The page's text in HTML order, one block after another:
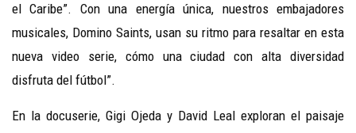
el Caribe”. Con una energía única, nuestros embajadores
musicales, Domino Saints, usan su ritmo para resaltar en esta
nueva video serie, cómo una ciudad con alta diversidad
disfruta del fútbol”.
En la docuserie, Gigi Ojeda y David Leal exploran el paisaje